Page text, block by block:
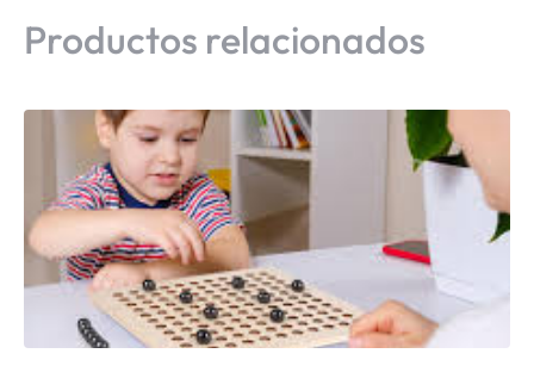
Productos relacionados